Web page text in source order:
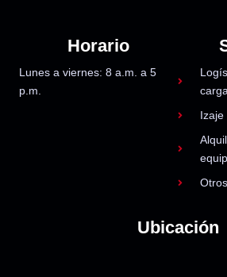
Horario
Lunes a viernes: 8 a.m. a 5
p.m.
carga
Izaje
Ubicación